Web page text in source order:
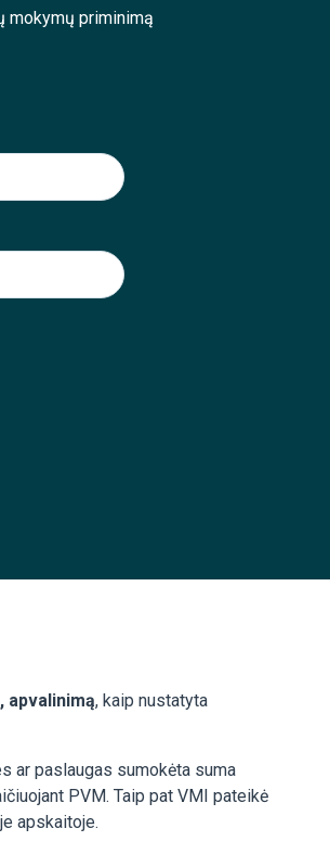
mokymų priminimą
apvalinimą, kaip nustatyta
ar paslaugas sumokėta suma
PVM. Taip pat VMI pateikė
apskaitoje.